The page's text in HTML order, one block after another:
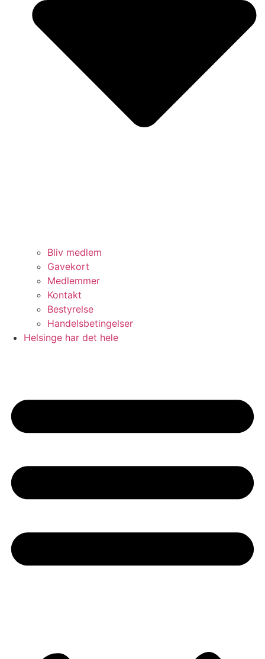
Bliv medlem
Gavekort
Medlemmer
Kontakt
Bestyrelse
Handelsbetingelser
Helsinge har det hele